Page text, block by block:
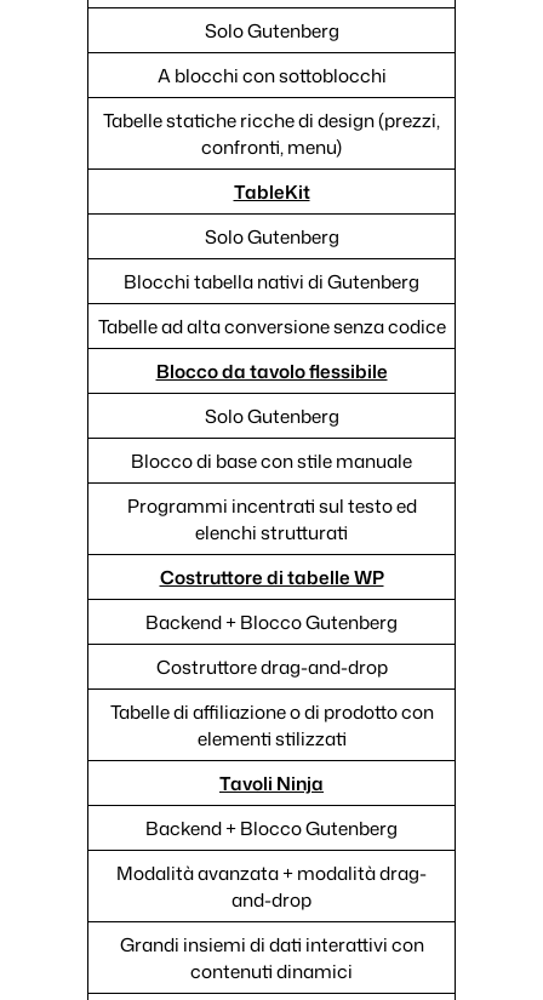
Solo Gutenberg
A blocchi con sottoblocchi
Tabelle statiche ricche di design (prezzi,
confronti, menu)
TableKit
Solo Gutenberg
Blocchi tabella nativi di Gutenberg
Tabelle ad alta conversione senza codice
Blocco da tavolo flessibile
Solo Gutenberg
Blocco di base con stile manuale
Programmi incentrati sul testo ed
elenchi strutturati
Costruttore di tabelle WP
Backend + Blocco Gutenberg
Costruttore drag-and-drop
Tabelle di affiliazione o di prodotto con
elementi stilizzati
Tavoli Ninja
Backend + Blocco Gutenberg
Modalità avanzata + modalità drag-
and-drop
Grandi insiemi di dati interattivi con
contenuti dinamici